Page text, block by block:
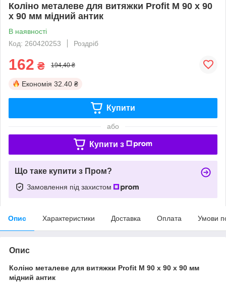
Коліно металеве для витяжки Profit M 90 х 90
х 90 мм мідний антик
В наявності
Код: 260420253
Роздріб
162 ₴ 194,40 ₴
Економія 32.40 ₴
Купити
або
Купити з
Що таке купити з Пром?
Замовлення під захистом
Опис Характеристики Доставка Оплата Умови
Опис
Коліно металеве для витяжки Profit M 90 х 90 х 90 мм
мідний антик